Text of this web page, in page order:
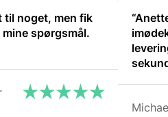
til noget, men fik
spørgsmål.